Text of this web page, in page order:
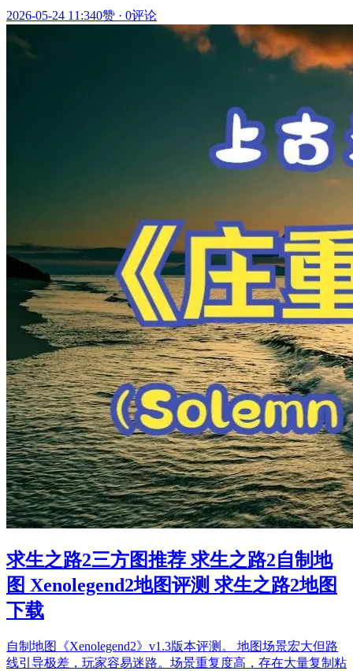
2026-05-24 11:340赞 · 0评论
求生之路2三方图推荐 求生之路2自制地
图 Xenolegend2地图评测 求生之路2地图
下载
自制地图《Xenolegend2》v1.3版本评测。 地图场景宏大但路
线引导极差，玩家容易迷路。场景重复度高，存在大量复制粘